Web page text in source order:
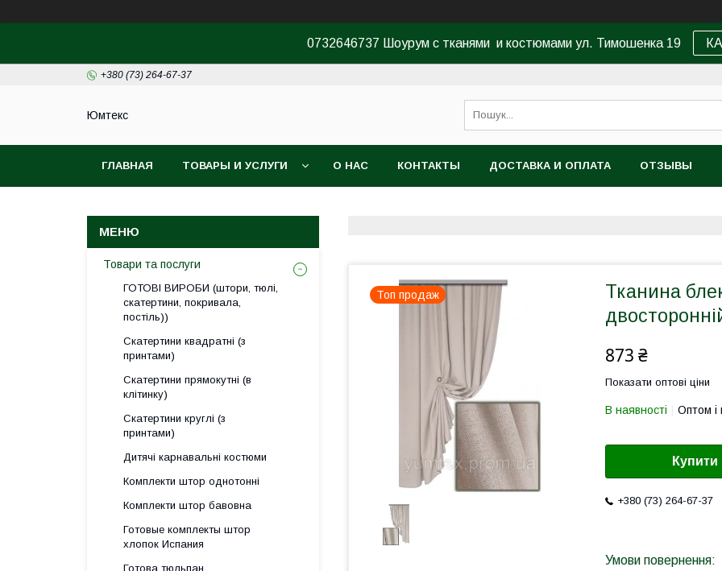
0732646737 Шоурум с тканями и костюмами ул. Тимошенка 19
+380 (73) 264-67-37
Юмтекс
ГЛАВНАЯ ТОВАРЫ И УСЛУГИ О НАС КОНТАКТЫ ДОСТАВКА И ОПЛАТА ОТЗЫВЫ
Топ продаж
Тканина
873 ₴
Показати оптові ціни
В наявності Оптом і
Купити
+380 (73) 264-67-37
Товари та послуги
ГОТОВІ ВИРОБИ (штори, тюлі,
скатертини, покривала,
постіль))
Скатертини квадратні (з
принтами)
Скатертини прямокутні (в
клітинку)
Скатертини круглі (з
принтами)
Дитячі карнавальні костюми
Комплекти штор однотонні
Комплекти штор бавовна
Готовые комплекты штор
хлопок Испания
Готова тюльпан